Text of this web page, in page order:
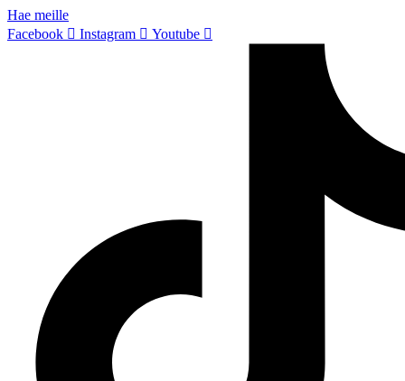
Hae meille
Facebook
Instagram Youtube